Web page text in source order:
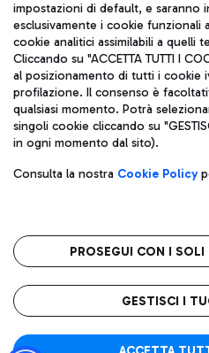
Pizza
Gelateria
Wine Bar & Sparkling
Autobus
Scopri le linee di autobus per
Leonardo Da Vinci.
Raggiungi l’aeroporto senza
Ristoranti
Scopri la nostra offerta per una
Mappa Aeroporto Fiumicino
Aeroporti di Roma S.p.A. -
coordinamento di Mundys S.p.A.
Codice fiscale e Registro delle
IVA 06572251004
Capitale sociale 62.224.743,00 int.
Sede legale: Via Pier Paolo
telefono +39 06 65951
Privacy policy
Roma
impostazioni di default, e saranno
esclusivamente i cookie funzionali
cookie analitici assimilabili a quelli
Cliccando su "ACCETTA TUTTI I
al posizionamento di tutti i cookie
profilazione. Il consenso è
qualsiasi momento. Potrà
singoli cookie cliccando su
in ogni momento dal sito).
Consulta la nostra Cookie Policy
PROSEGUI CON I SOLI
GESTISCI I